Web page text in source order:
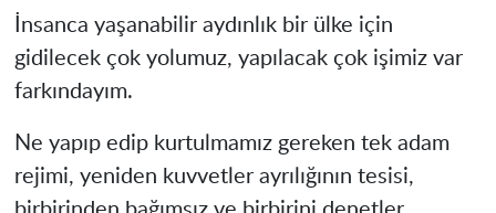
İnsanca yaşanabilir aydınlık bir ülke için
gidilecek çok yolumuz, yapılacak çok işimiz var
farkındayım.
Ne yapıp edip kurtulmamız gereken tek adam
rejimi, yeniden kuvvetler ayrılığının tesisi,